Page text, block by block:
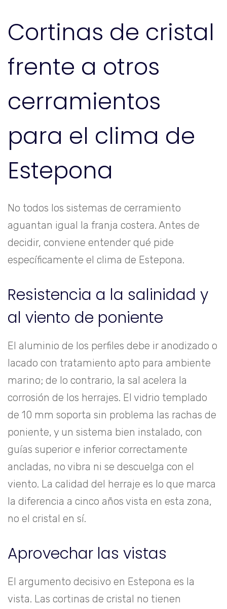
Cortinas de cristal
frente a otros
cerramientos
para el clima de
Estepona
No todos los sistemas de cerramiento
aguantan igual la franja costera. Antes de
decidir, conviene entender qué pide
específicamente el clima de Estepona.
Resistencia a la salinidad y
al viento de poniente
El aluminio de los perfiles debe ir anodizado o
lacado con tratamiento apto para ambiente
marino; de lo contrario, la sal acelera la
corrosión de los herrajes. El vidrio templado
de 10 mm soporta sin problema las rachas de
poniente, y un sistema bien instalado, con
guías superior e inferior correctamente
ancladas, no vibra ni se descuelga con el
viento. La calidad del herraje es lo que marca
la diferencia a cinco años vista en esta zona,
no el cristal en sí.
Aprovechar las vistas
El argumento decisivo en Estepona es la
vista. Las cortinas de cristal no tienen